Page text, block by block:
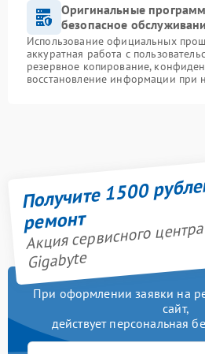
Оригинальные
безопасное
Использование официальных
аккуратная работа с
резервное копирование,
восстановление информации при
Получите 1500
ремонт
Акция сервисного центра
Gigabyte
При оформлении заявки на
сайт,
действует персональная